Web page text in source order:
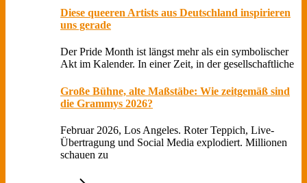
Diese queeren Artists aus Deutschland inspirieren
uns gerade
Der Pride Month ist längst mehr als ein symbolischer
Akt im Kalender. In einer Zeit, in der gesellschaftliche
Große Bühne, alte Maßstäbe: Wie zeitgemäß sind
die Grammys 2026?
Februar 2026, Los Angeles. Roter Teppich, Live-
Übertragung und Social Media explodiert. Millionen
schauen zu